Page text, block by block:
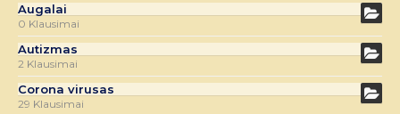
Augalai
0 Klausimai
Autizmas
2 Klausimai
Corona virusas
29 Klausimai